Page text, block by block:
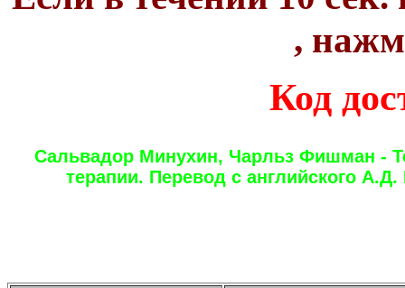
,
Код
Сальвадор Минухин, Чарльз Фишман -
терапии. Перевод с английского А.Д.